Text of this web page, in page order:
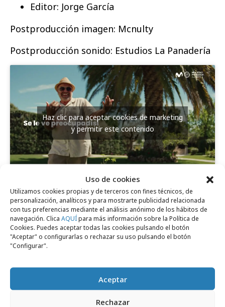
Uso de cookies
Utilizamos cookies propias y de terceros con fines técnicos, de
personalización, analíticos y para mostrarte publicidad relacionada
con tus preferencias mediante el análisis anónimo de los hábitos de
navegación. Clica AQUÍpara más información sobre la Política de
Cookies. Puedes aceptar todas las cookies pulsando el botón
"Aceptar" o configurarlas o rechazar su uso pulsando el botón
"Configurar".
Aceptar
Rechazar
Editor: Jorge García
Postproducción imagen: Mcnulty
Postproducción sonido: Estudios La Panadería
Haz clic para aceptar cookies de marketing
y permitir este contenido
Comparte
Noticias Relacionadas